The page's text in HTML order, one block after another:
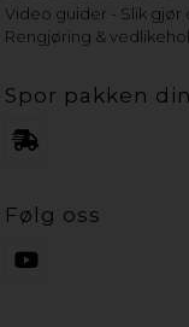
Video guider - Slik gjør
Rengjøring &
Spor pakken din
Følg oss